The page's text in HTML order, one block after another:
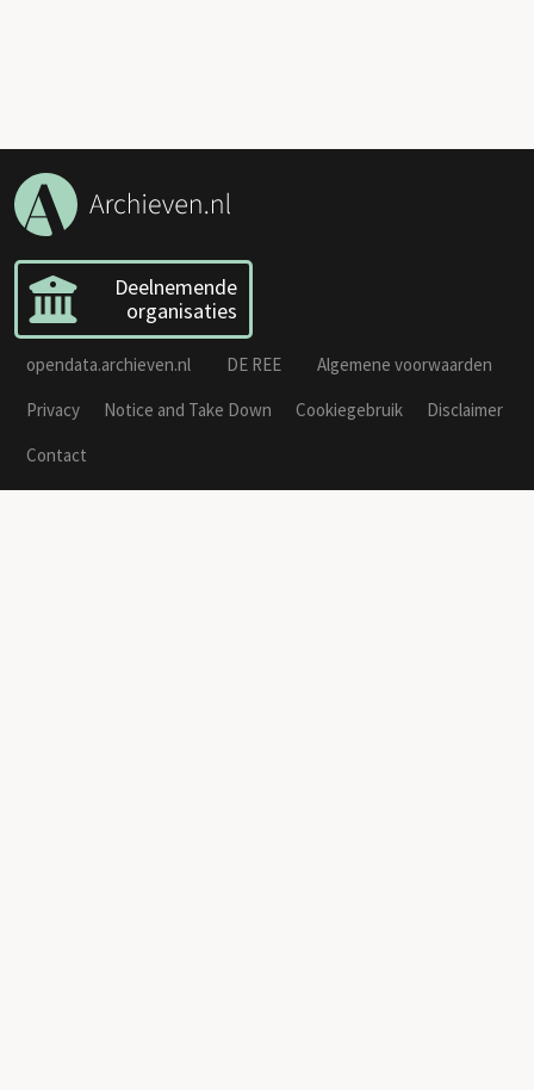
Deelnemende
organisaties
opendata.archieven.nl DE REE
Algemene voorwaarden
Privacy
Notice and Take Down Cookiegebruik
Disclaimer
Contact